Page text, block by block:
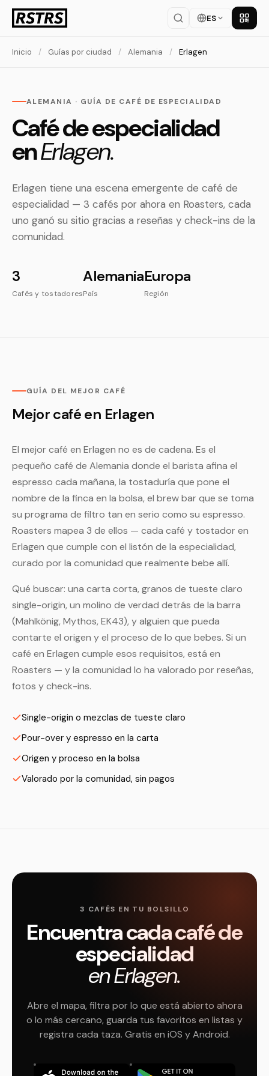
ES
Inicio / Guías por ciudad / Alemania / Erlagen
ALEMANIA · GUÍA DE CAFÉ DE ESPECIALIDAD
Café de especialidad
enErlagen.
Erlagen tiene una escena emergente de café de
especialidad — 3 cafés por ahora en Roasters, cada
uno ganó su sitio gracias a reseñas y check-ins de la
comunidad.
3
Cafés y tostadores
Alemania
País
Europa
Región
GUÍA DEL MEJOR CAFÉ
Mejor café en Erlagen
El mejor café en Erlagen no es de cadena. Es el
pequeño café de Alemania donde el barista afina el
espresso cada mañana, la tostaduría que pone el
nombre de la finca en la bolsa, el brew bar que se toma
su programa de filtro tan en serio como su espresso.
Roasters mapea 3 de ellos — cada café y tostador en
Erlagen que cumple con el listón de la especialidad,
curado por la comunidad que realmente bebe allí.
Qué buscar: una carta corta, granos de tueste claro
single-origin, un molino de verdad detrás de la barra
(Mahlkönig, Mythos, EK43), y alguien que pueda
contarte el origen y el proceso de lo que bebes. Si un
café en Erlagen cumple esos requisitos, está en
Roasters — y la comunidad lo ha valorado por reseñas,
fotos y check-ins.
Single-origin o mezclas de tueste claro
Pour-over y espresso en la carta
Origen y proceso en la bolsa
Valorado por la comunidad, sin pagos
3 CAFÉS EN TU BOLSILLO
Encuentra cada café de
especialidad
en Erlagen.
Abre el mapa, filtra por lo que está abierto ahora
o lo más cercano, guarda tus favoritos en listas y
registra cada taza. Gratis en iOS y Android.